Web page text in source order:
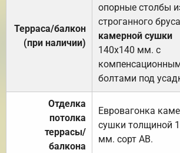
Терраса/балкон
(при наличии)
опорные столбы
строганного бруса
камерной сушки
140х140 мм. с
болтами под
Отделка
потолка
террасы/
балкона
Евровагонка
сушки толщиной
мм. сорт АВ.